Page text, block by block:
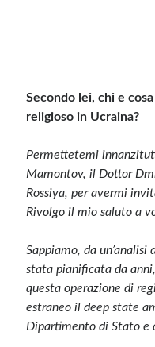
Feed dei commenti
WordPress.org
Secondo lei, chi e
religioso in Ucraina?
Permettetemi
Mamontov, il Dottor
Rossiya, per avermi
Rivolgo il mio saluto a
Sappiamo, da
stata pianificata da
questa operazione di
estraneo il deep state
Dipartimento di Stato e